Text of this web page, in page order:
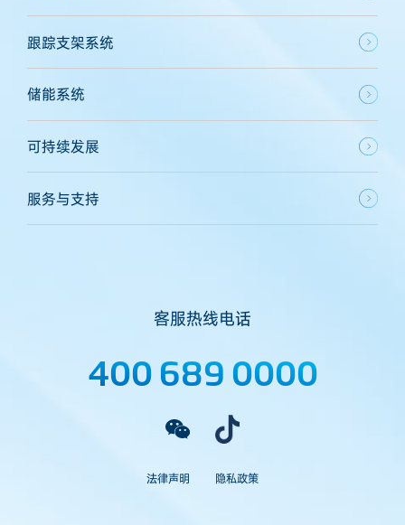
跟踪支架系统
储能系统
可持续发展
服务与支持
客服热线电话
400 689 0000
法律声明 隐私政策